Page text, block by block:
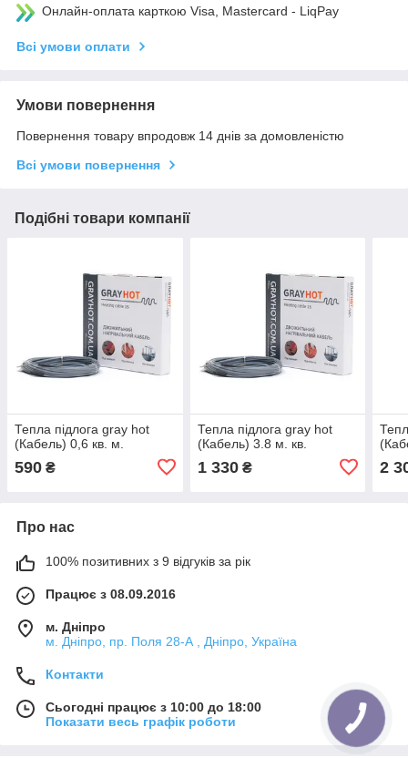
Онлайн-оплата карткою Visa, Mastercard - LiqPay
Всі умови оплати
Умови повернення
Повернення товару впродовж 14 днів за домовленістю
Всі умови повернення
Подібні товари компанії
Тепла підлога gray hot
(Кабель) 0,6 кв. м.
590 ₴
Тепла підлога gray hot
(Кабель) 3.8 м. кв.
1 330₴ 2
Про нас
100% позитивних з 9 відгуків за рік
Працює з 08.09.2016
м. Дніпро
м. Дніпро, пр. Поля 28-А , Дніпро, Україна
Контакти
Сьогодні працює з 10:00 до 18:00
Показати весь графік роботи